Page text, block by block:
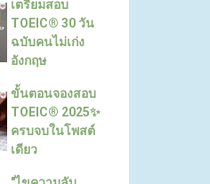
เตรียมสอบ
TOEIC® 30 วัน
ฉบับคนไม่เก่ง
อังกฤษ
ขั้นตอนจองสอบ
TOEIC® 2025✨
ครบจบในโพสต์
เดียว